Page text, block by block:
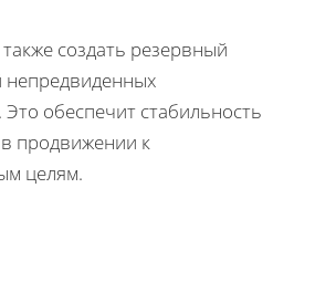
создать резервный
непредвиденных
Это обеспечит стабильность
продвижении к
целям.